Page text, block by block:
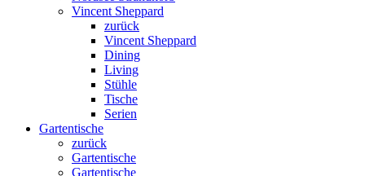
Vincent Sheppard
zurück
Vincent Sheppard
Dining
Living
Stühle
Tische
Serien
Gartentische
zurück
Gartentische
Gartentische